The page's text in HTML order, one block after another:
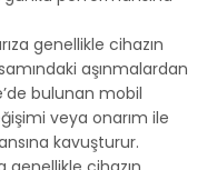
genellikle cihazın
aşınmalardan
bulunan mobil
veya onarım ile
kavuşturur.